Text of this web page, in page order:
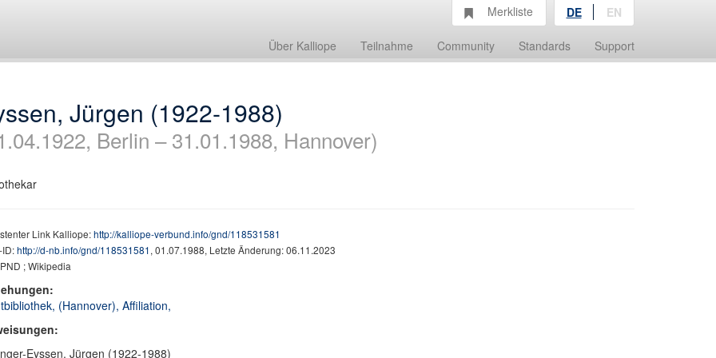
Über Kalliope Teilnahme Community Standards Support
Merkliste DE EN
Jürgen (1922-1988)
Berlin – 31.01.1988, Hannover)
Link Kalliope:http://kalliope-verbund.info/gnd/118531581
http://d-nb.info/gnd/118531581, 01.07.1988, Letzte Änderung: 06.11.2023
; Wikipedia
(Hannover), Affiliation,
Eyssen, Jürgen (1922-1988)